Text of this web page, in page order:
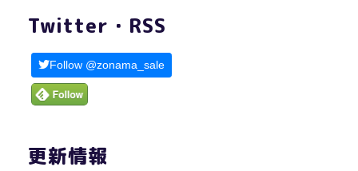
Twitter・RSS
Follow @zonama_sale
更新情報